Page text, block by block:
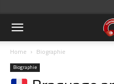
Home Biographie
Biographie